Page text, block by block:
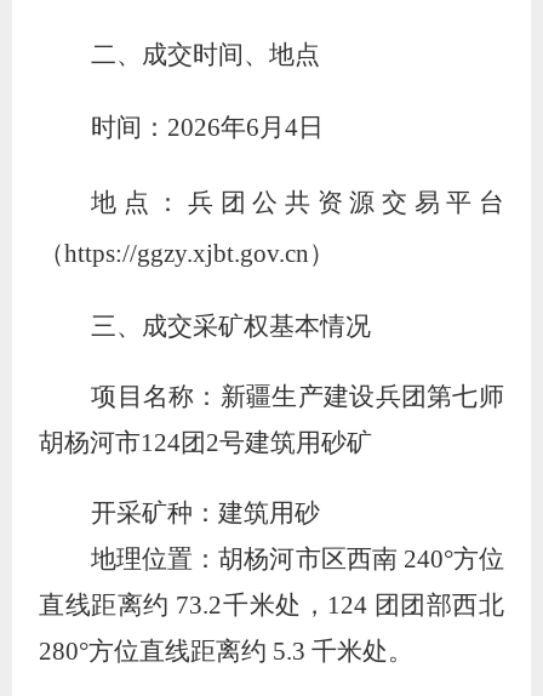
二、成交时间、地点
时间： 2026年6月4日
地点：兵团公共资源交易平台
（https://ggzy.xjbt.gov.cn）
三、成交采矿权基本情况
项目名称：新疆生产建设兵团第七师
胡杨河市124团2号建筑用砂矿
开采矿种：建筑用砂
地理位置：胡杨河市区西南 240°方位
直线距离约 73.2千米处，124 团团部西北
280°方位直线距离约 5.3 千米处。